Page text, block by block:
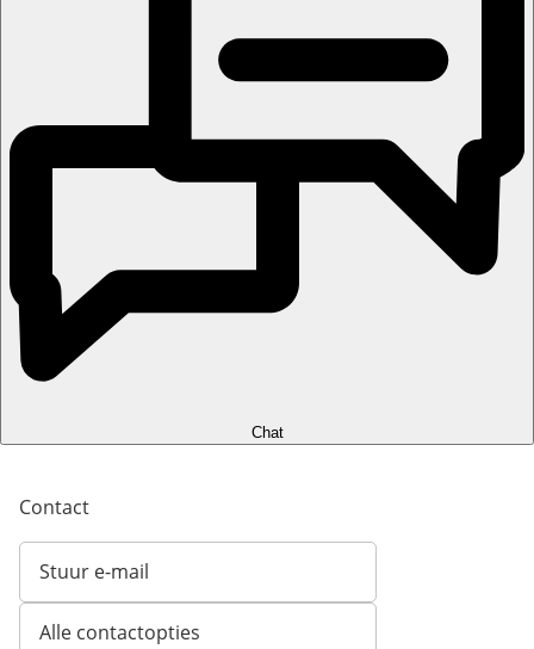
Chat
Contact
Stuur e-mail
Opent e-mailclient
Alle contactopties